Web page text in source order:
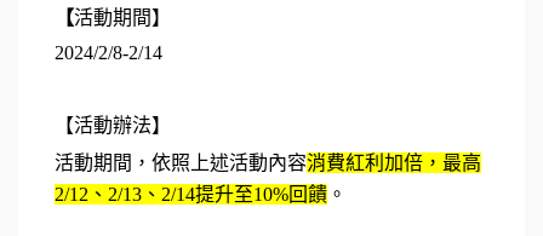
【活動期間】
2024/2/8-2/14
【活動辦法】
活動期間，依照上述活動內容消費紅利加倍，最高
2/12、2/13、2/14提升至10%回饋 。